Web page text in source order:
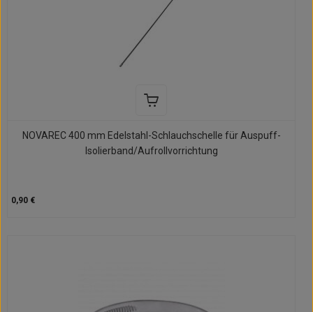
NOVAREC 400 mm Edelstahl-Schlauchschelle für Auspuff-
Isolierband/Aufrollvorrichtung
0,90 €